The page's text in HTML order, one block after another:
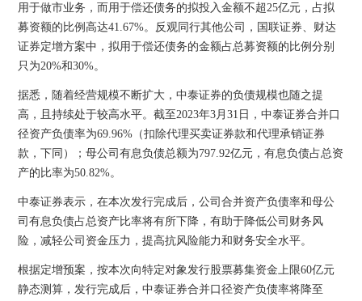
用于做市业务，而用于偿还债务的拟投入金额不超25亿元，占拟
募资额的比例高达41.67%。反观同行其他公司，国联证券、财达
证券定增方案中，拟用于偿还债务的金额占总募资额的比例分别
只为20%和30%。
据悉，随着经营规模不断扩大，中泰证券的负债规模也随之提
高，且持续处于较高水平。截至2023年3月31日，中泰证券合并口
径资产负债率为69.96%（扣除代理买卖证券款和代理承销证券
款，下同）；母公司有息负债总额为797.92亿元，有息负债占总资
产的比率为50.82%。
中泰证券表示，在本次发行完成后，公司合并资产负债率和母公
司有息负债占总资产比率将有所下降，有助于降低公司财务风
险，减轻公司资金压力，提高抗风险能力和财务安全水平。
根据定增预案，按本次向特定对象发行股票募集资金上限60亿元
静态测算，发行完成后，中泰证券合并口径资产负债率将降至